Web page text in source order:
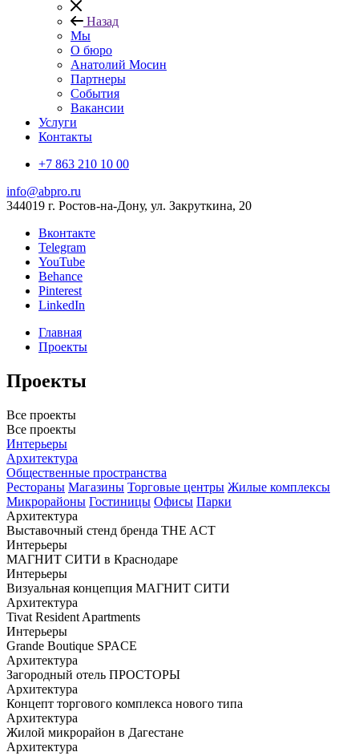
Назад
Мы
О бюро
Анатолий Мосин
Партнеры
События
Вакансии
Услуги
Контакты
+7 863 210 10 00
info@abpro.ru
344019 г. Ростов-на-Дону, ул. Закруткина, 20
Вконтакте
Telegram
YouTube
Behance
Pinterest
LinkedIn
Главная
Проекты
Проекты
Все проекты
Все проекты
Интерьеры
Архитектура
Общественные пространства
Рестораны Магазины Торговые центры Жилые комплексы
Микрорайоны Гостиницы Офисы Парки
Архитектура
Выставочный стенд бренда THE ACT
Интерьеры
МАГНИТ СИТИ в Краснодаре
Интерьеры
Визуальная концепция МАГНИТ СИТИ
Архитектура
Tivat Resident Apartments
Интерьеры
Grande Boutique SPACE
Архитектура
Загородный отель ПРОСТОРЫ
Архитектура
Концепт торгового комплекса нового типа
Архитектура
Жилой микрорайон в Дагестане
Архитектура